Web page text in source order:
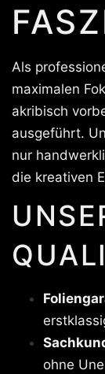
Als
maximalen
akribisch
ausgeführt.
nur
die kreativen
ohne